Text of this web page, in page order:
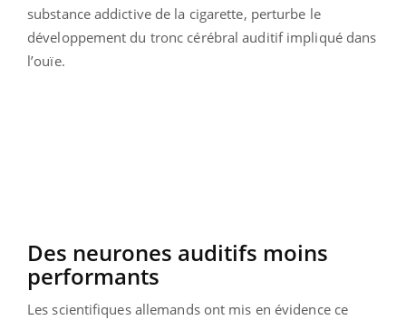
substance addictive de la cigarette, perturbe le
développement du tronc cérébral auditif impliqué dans
l’ouïe.
Des neurones auditifs moins
performants
Les scientifiques allemands ont mis en évidence ce